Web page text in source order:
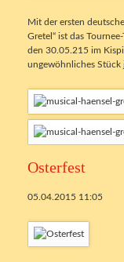
Mit der ersten
Gretel“ ist das
den 30.05.215 im
ungewöhnliches Stück
Osterfest
05.04.2015 11:05